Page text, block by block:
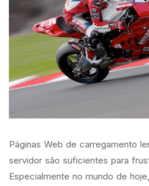
Páginas Web de carregamento
servidor são suficientes para
Especialmente no mundo de